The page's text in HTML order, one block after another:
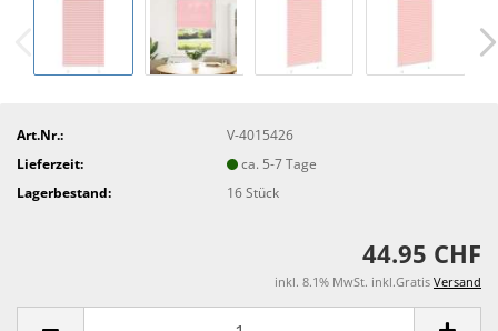
Art.Nr.:
V-4015426
Lieferzeit:
ca. 5-7 Tage
Lagerbestand:
16Stück
44.95 CHF
inkl. 8.1% MwSt. inkl.Gratis Versand